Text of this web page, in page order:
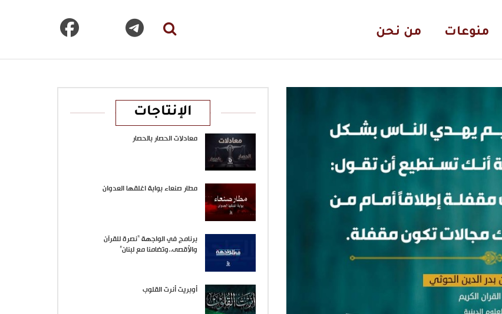
منوعات من نحن
الإنتاجات
معادلات الحصار بالحصار
مطار صنعاء بوابة اغلقها العدوان
برنامج في الواجهة “نصرة للقرآن
والأقصى..وتضامنا مع لبنان”
أوبريت أنرت القلوب